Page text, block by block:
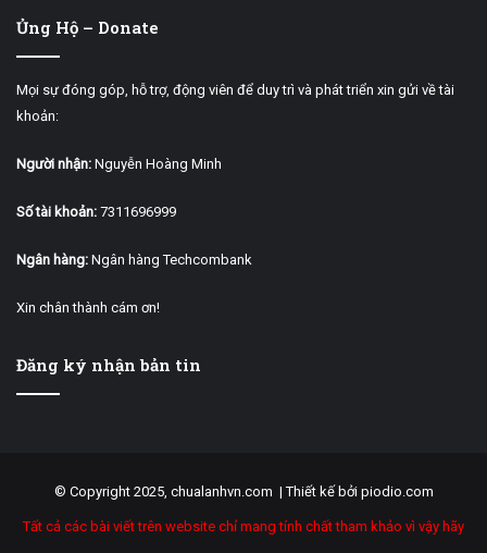
Ủng Hộ – Donate
Mọi sự đóng góp, hỗ trợ, động viên để duy trì và phát triển xin gửi về tài
khoản:
Người nhận: Nguyễn Hoàng Minh
Số tài khoản: 7311696999
Ngân hàng: Ngân hàng Techcombank
Xin chân thành cám ơn!
Đăng ký nhận bản tin
© Copyright 2025, chualanhvn.com |Thiết kế bởi piodio.com
Tất cả các bài viết trên website chỉ mang tính chất tham khảo vì vậy hãy